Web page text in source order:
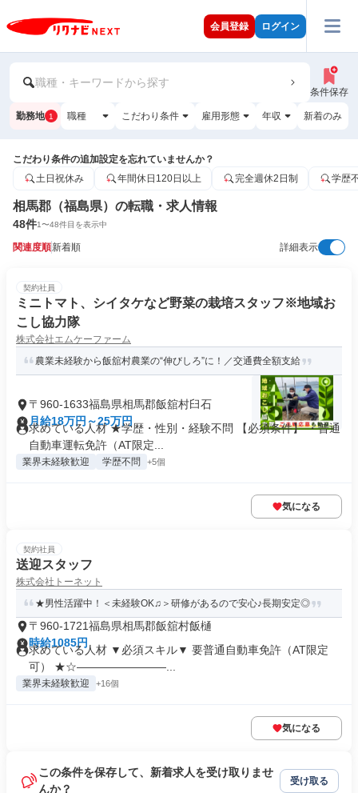
会員登録 ログイン
職種・キーワードから探す
条件保存
勤務地 1 職種 こだわり条件 雇用形態 年収 新着のみ
こだわり条件の追加設定を忘れていませんか？
土日祝休み
年間休日120日以上 完全週休2日制 学歴
相馬郡（福島県）の転職・求人情報
48件1〜48件目を表示中
関連度順新着順 詳細表示
契約社員
ミニトマト、シイタケなど野菜の栽培スタッフ※地域お
こし協力隊
株式会社エムケーファーム
農業未経験から飯舘村農業の“伸びしろ”に！／交通費全額支給
〒960-1633福島県相馬郡飯舘村臼石
月給18万円～25万円
求めている人材 ★学歴・性別・経験不問 【必須条件】 ・普通
自動車運転免許（AT限定...
業界未経験歓迎 学歴不問 +5個
気になる
契約社員
送迎スタッフ
株式会社トーネット
★男性活躍中！＜未経験OK♫＞研修があるので安心♪長期安定◎
〒960-1721福島県相馬郡飯舘村飯樋
時給1085円
求めている人材 ▼必須スキル▼ 要普通自動車免許（AT限定
可） ★☆――――――――...
業界未経験歓迎 +16個
気になる
この条件を保存して、新着求人を受け取りませ
んか？
受け取る